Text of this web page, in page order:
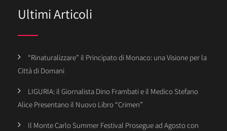
Ultimi Articoli
“Rinaturalizzare” il Principato di Monaco: una Visione per la
Città di Domani
LIGURIA: il Giornalista Dino Frambati e il Medico Stefano
Alice Presentano il Nuovo Libro “Crimen”
Il Monte Carlo Summer Festival Prosegue ad Agosto con